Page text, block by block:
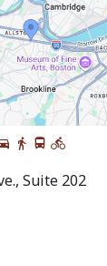
Suite 202